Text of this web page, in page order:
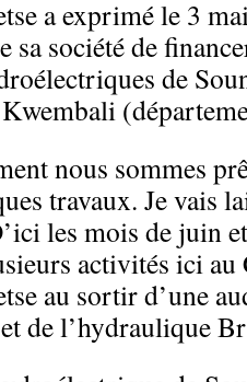
a exprimé le 3
sa société de
de
nous sommes
travaux. Je vais
les mois de juin
activités ici au
au sortir d’une
de l’hydraulique